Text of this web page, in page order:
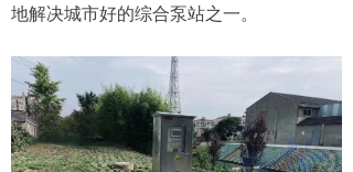
地解决城市好的综合泵站之一。